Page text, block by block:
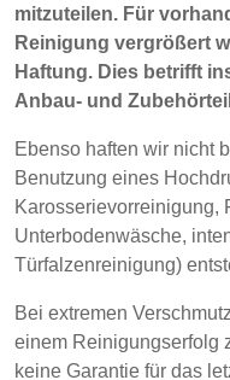
mitzuteilen. Für
Reinigung vergrößert
Haftung. Dies betrifft
Anbau- und
Ebenso haften wir nicht
Benutzung eines
Karosserievorreinigung,
Unterbodenwäsche,
Türfalzenreinigung)
Bei extremen
einem Reinigungserfolg
keine Garantie für das